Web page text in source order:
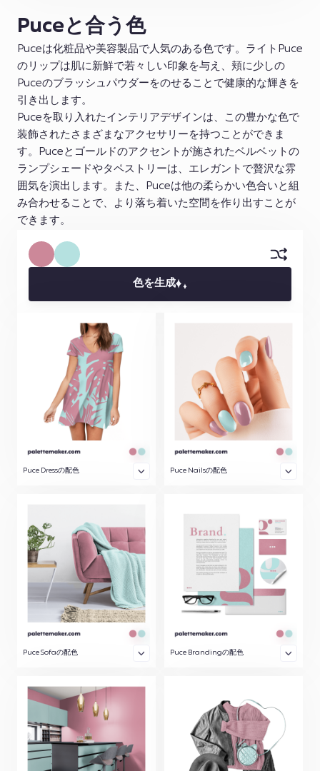
Puceと合う色
Puceは化粧品や美容製品で人気のある色です。ライトPuce
のリップは肌に新鮮で若々しい印象を与え、頬に少しの
Puceのブラッシュパウダーをのせることで健康的な輝きを
引き出します。
Puceを取り入れたインテリアデザインは、この豊かな色で
装飾されたさまざまなアクセサリーを持つことができま
す。Puceとゴールドのアクセントが施されたベルベットの
ランプシェードやタペストリーは、エレガントで贅沢な雰
囲気を演出します。また、Puceは他の柔らかい色合いと組
み合わせることで、より落ち着いた空間を作り出すことが
できます。
色を生成
Puce Dressの配色 Puce Nailsの配色
Puce Sofaの配色 Puce Brandingの配色